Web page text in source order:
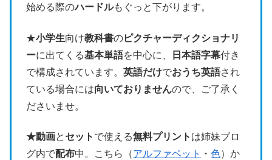
始める際のハードルもぐっと下がります。
★小学生向け教科書のピクチャーディクショナリ
ーに出てくる基本単語を中心に、 日本語字幕付き
で構成されています。 英語だけでおうち英語され
ている場合には向いておりませんので、ご了承く
ださいませ。
★動画と セット で使える無料プリント は姉妹ブロ
グ内で配布中。こちら（アルファベット ・ 色）か